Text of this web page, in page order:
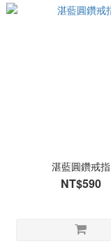
湛藍圓鑽戒指
NT$590